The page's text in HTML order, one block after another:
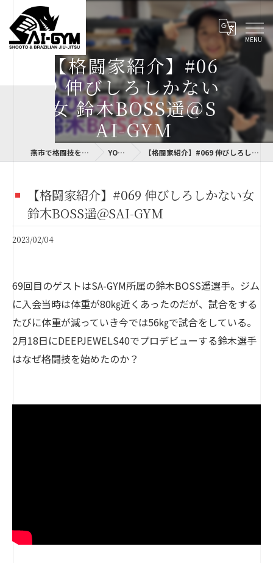
【格闘家紹介】#06
9 伸びしろしかない
女 鈴木BOSS遥＠S
AI-GYM
燕市で格闘技を指導するSAI-GYM YOKOLOG 【格闘家紹介】#069 伸びしろしかない女 鈴木BOSS遥＠SAI-GYM
【格闘家紹介】#069 伸びしろしかない女
鈴木BOSS遥＠SAI-GYM
2023/02/04
69回目のゲストはSA-GYM所属の鈴木BOSS遥選手。ジム
に入会当時は体重が80㎏近くあったのだが、試合をする
たびに体重が減っていき今では56㎏で試合をしている。
2月18日にDEEPJEWELS40でプロデビューする鈴木選手
はなぜ格闘技を始めたのか？